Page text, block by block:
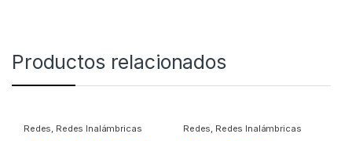
Productos relacionados
Redes, Redes Inalámbricas Redes, Redes Inalámbricas